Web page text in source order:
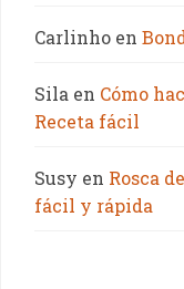
Carlinho en
Sila en Cómo
Receta fácil
Susy en Rosca
fácil y rápida